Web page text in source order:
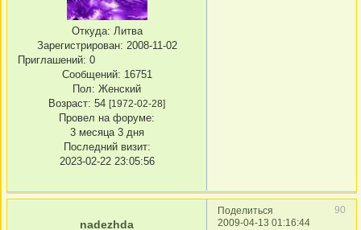
Откуда: Литва
Зарегистрирован: 2008-11-02
Приглашений: 0
Сообщений: 16751
Пол: Женский
Возраст: 54 [1972-02-28]
Провел на форуме:
3 месяца 3 дня
Последний визит:
2023-02-22 23:05:56
Поделиться
90
2009-04-13 01:16:44
nadezhda